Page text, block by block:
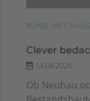
RUND UM'S HAUS
Clever
14.04.2026
Ob Neubau